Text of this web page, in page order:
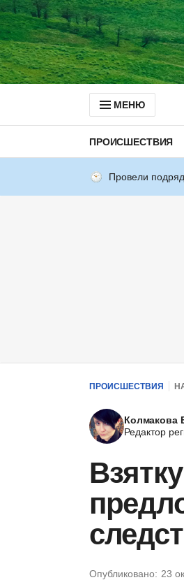
МЕНЮ
ПРОИСШЕСТВИЯ
Провели
ПРОИСШЕСТВИЯ
Колмакова
Редактор
Опубликовано: 23